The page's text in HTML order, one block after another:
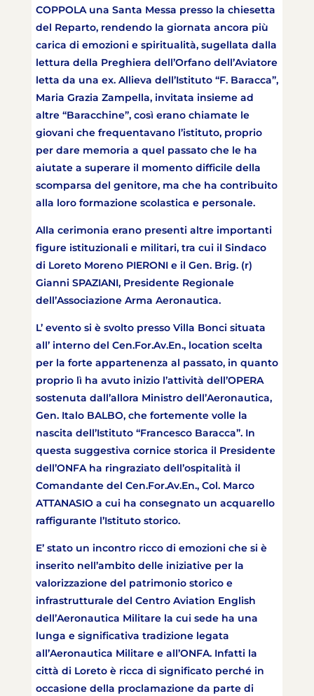
COPPOLA una Santa Messa presso la chiesetta
del Reparto, rendendo la giornata ancora più
carica di emozioni e spiritualità, sugellata dalla
lettura della Preghiera dell’Orfano dell’Aviatore
letta da una ex. Allieva dell’Istituto “F. Baracca”,
Maria Grazia Zampella, invitata insieme ad
altre “Baracchine”, così erano chiamate le
giovani che frequentavano l’istituto, proprio
per dare memoria a quel passato che le ha
aiutate a superare il momento difficile della
scomparsa del genitore, ma che ha contribuito
alla loro formazione scolastica e personale.
Alla cerimonia erano presenti altre importanti
figure istituzionali e militari, tra cui il Sindaco
di Loreto Moreno PIERONI e il Gen. Brig. (r)
Gianni SPAZIANI, Presidente Regionale
dell’Associazione Arma Aeronautica.
L’ evento si è svolto presso Villa Bonci situata
all’ interno del Cen.For.Av.En., location scelta
per la forte appartenenza al passato, in quanto
proprio lì ha avuto inizio l’attività dell’OPERA
sostenuta dall’allora Ministro dell’Aeronautica,
Gen. Italo BALBO, che fortemente volle la
nascita dell’Istituto “Francesco Baracca”. In
questa suggestiva cornice storica il Presidente
dell’ONFA ha ringraziato dell’ospitalità il
Comandante del Cen.For.Av.En., Col. Marco
ATTANASIO a cui ha consegnato un acquarello
raffigurante l’Istituto storico.
E’ stato un incontro ricco di emozioni che si è
inserito nell’ambito delle iniziative per la
valorizzazione del patrimonio storico e
infrastrutturale del Centro Aviation English
dell’Aeronautica Militare la cui sede ha una
lunga e significativa tradizione legata
all’Aeronautica Militare e all’ONFA. Infatti la
città di Loreto è ricca di significato perché in
occasione della proclamazione da parte di